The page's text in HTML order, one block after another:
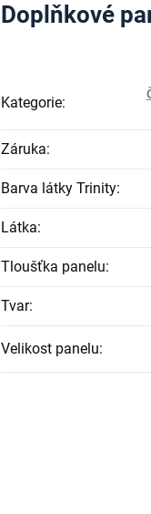
Doplňkové
Kategorie:
Záruka:
Barva látky Trinity:
Látka:
Tloušťka panelu:
Tvar:
Velikost panelu: